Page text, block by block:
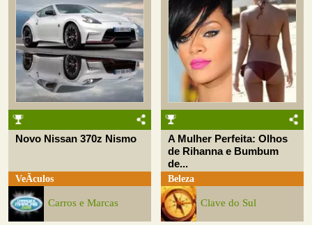
Novo Nissan 370z Nismo
VeÃ­culos
Carros e Marcas
A Mulher Perfeita: Olhos
de Rihanna e Bumbum
de...
Beleza
Clave do Sul